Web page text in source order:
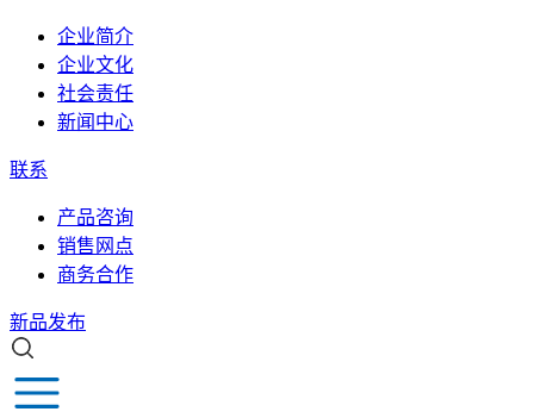
企业简介
企业文化
社会责任
新闻中心
联系
产品咨询
销售网点
商务合作
新品发布